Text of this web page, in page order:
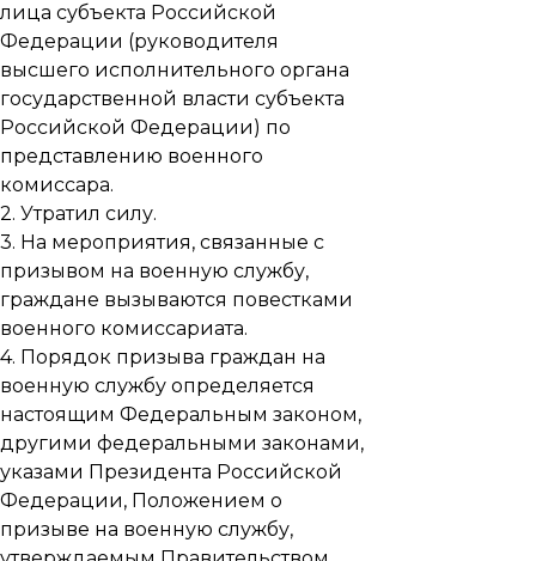
лица субъекта Российской
Федерации (руководителя
высшего исполнительного органа
государственной власти субъекта
Российской Федерации) по
представлению военного
комиссара.
2. Утратил силу.
3. На мероприятия, связанные с
призывом на военную службу,
граждане вызываются повестками
военного комиссариата.
4. Порядок призыва граждан на
военную службу определяется
настоящим Федеральным законом,
другими федеральными законами,
указами Президента Российской
Федерации, Положением о
призыве на военную службу,